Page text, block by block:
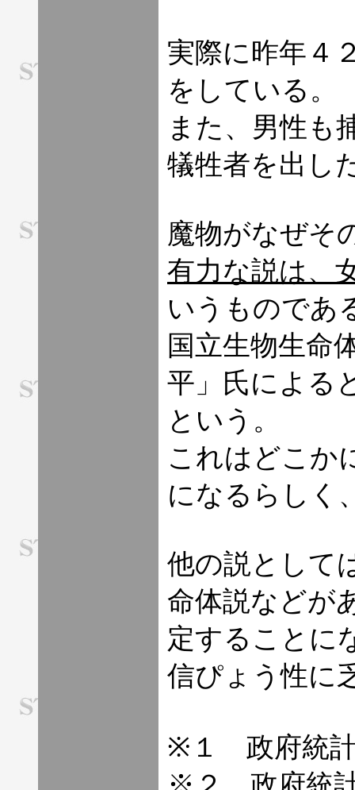
実際に昨年４
をしている。
また、男性も
犠牲者を出し
魔物がなぜそ
有力な説は、
いうものであ
国立生物生命
平」氏による
という。
これはどこか
になるらしく
他の説として
命体説などが
定することに
信ぴょう性に
※１ 政府統